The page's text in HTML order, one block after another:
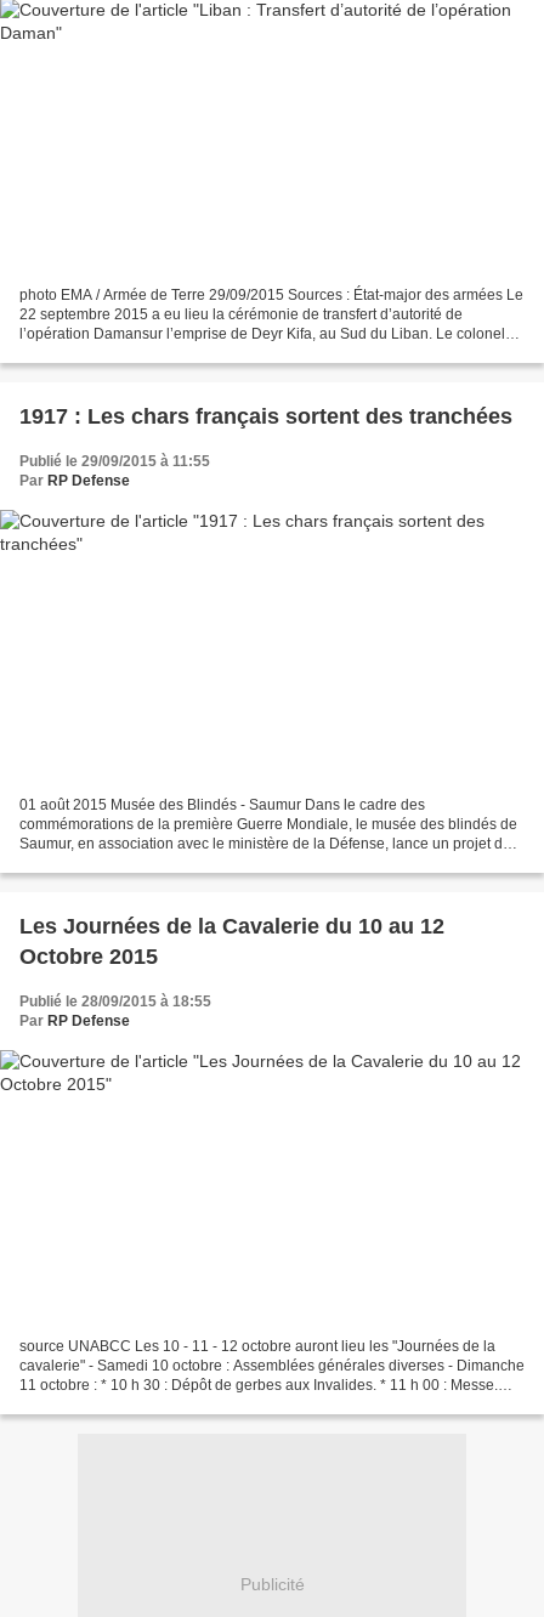
photo EMA / Armée de Terre 29/09/2015 Sources : État-major des armées Le
22 septembre 2015 a eu lieu la cérémonie de transfert d’autorité de
l’opération Damansur l’emprise de Deyr Kifa, au Sud du Liban. Le colonel
1917 : Les chars français sortent des tranchées
Publié le 29/09/2015 à 11:55
Par RP Defense
01 août 2015 Musée des Blindés - Saumur Dans le cadre des
commémorations de la première Guerre Mondiale, le musée des blindés de
Saumur, en association avec le ministère de la Défense, lance un projet de
Les Journées de la Cavalerie du 10 au 12
Octobre 2015
Publié le 28/09/2015 à 18:55
Par RP Defense
source UNABCC Les 10 - 11 - 12 octobre auront lieu les "Journées de la
cavalerie" - Samedi 10 octobre : Assemblées générales diverses - Dimanche
11 octobre : * 10 h 30 : Dépôt de gerbes aux Invalides. * 11 h 00 : Messe.
Publicité